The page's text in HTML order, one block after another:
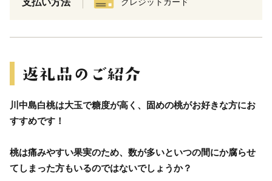
川中島白桃は大玉で糖度が高く、固めの桃がお好きな方にお
すすめです！
桃は痛みやすい果実のため、数が多いといつの間にか腐らせ
てしまった方もいるのではないでしょうか？